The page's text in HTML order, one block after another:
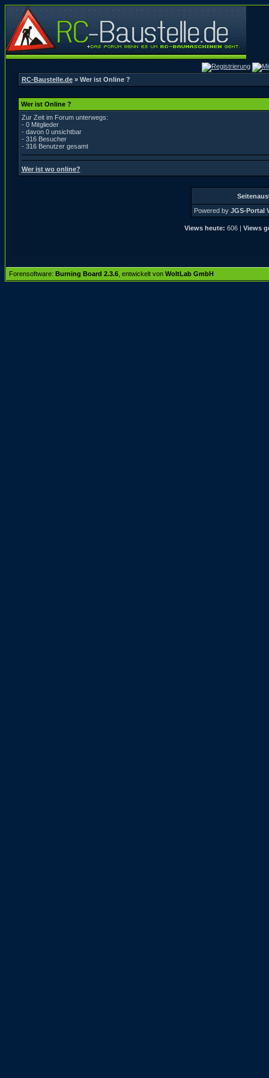
RC-Baustelle.de» Wer ist Online ?
Wer ist Online ?
Zur Zeit im Forum unterwegs:
- 0 Mitglieder
- davon 0 unsichtbar
- 316 Besucher
- 316 Benutzer gesamt
Wer ist wo online?
Powered by JGS-Portal
Views heute: 606 | Views
Forensoftware: Burning Board 2.3.6 , entwickelt von WoltLab GmbH